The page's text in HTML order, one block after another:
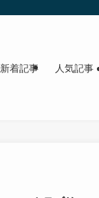
新着記事 人気記事